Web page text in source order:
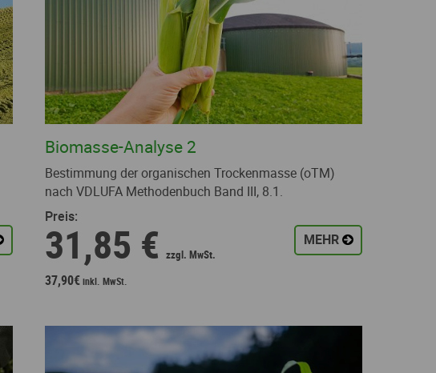
Biomasse-Analyse 2
Bestimmung der organischen Trockenmasse (oTM)
nach VDLUFA Methodenbuch Band III, 8.1.
Preis:
31,85 €
37,90€
MEHR